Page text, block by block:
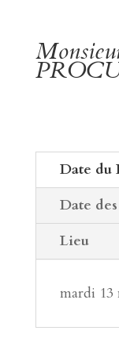
Date du
Date
Lieu
mardi 13